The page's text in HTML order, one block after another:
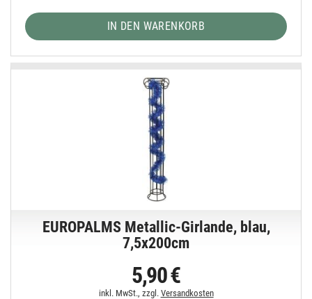
IN DEN WARENKORB
EUROPALMS Metallic-Girlande, blau,
7,5x200cm
5,90 €
inkl. MwSt., zzgl. Versandkosten